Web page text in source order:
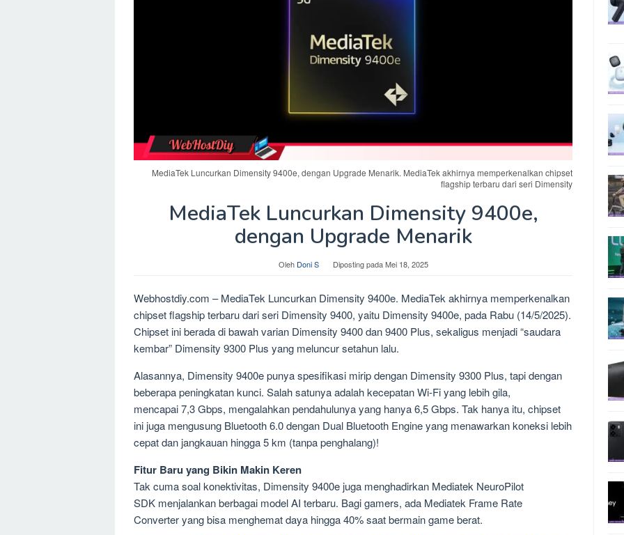
MediaTek Luncurkan Dimensity 9400e, dengan Upgrade Menarik. MediaTek akhirnya memperkenalkan chipset
flagship terbaru dari seri Dimensity
MediaTek Luncurkan Dimensity 9400e,
dengan Upgrade Menarik
Oleh Doni S Diposting padaMei 18, 2025
Webhostdiy.com – MediaTek Luncurkan Dimensity 9400e. MediaTek akhirnya memperkenalkan
chipset flagship terbaru dari seri Dimensity 9400, yaitu Dimensity 9400e, pada Rabu (14/5/2025).
Chipset ini berada di bawah varian Dimensity 9400 dan 9400 Plus, sekaligus menjadi “saudara
kembar” Dimensity 9300 Plus yang meluncur setahun lalu.
Alasannya, Dimensity 9400e punya spesifikasi mirip dengan Dimensity 9300 Plus, tapi dengan
beberapa peningkatan kunci. Salah satunya adalah kecepatan Wi-Fi yang lebih gila,
mencapai 7,3 Gbps, mengalahkan pendahulunya yang hanya 6,5 Gbps. Tak hanya itu, chipset
ini juga mengusung Bluetooth 6.0 dengan Dual Bluetooth Engine yang menawarkan koneksi lebih
cepat dan jangkauan hingga 5 km (tanpa penghalang)!
Fitur Baru yang Bikin Makin Keren
Tak cuma soal konektivitas, Dimensity 9400e juga menghadirkan Mediatek NeuroPilot
SDK menjalankan berbagai model AI terbaru. Bagi gamers, ada Mediatek Frame Rate
Converter yang bisa menghemat daya hingga 40% saat bermain game berat.